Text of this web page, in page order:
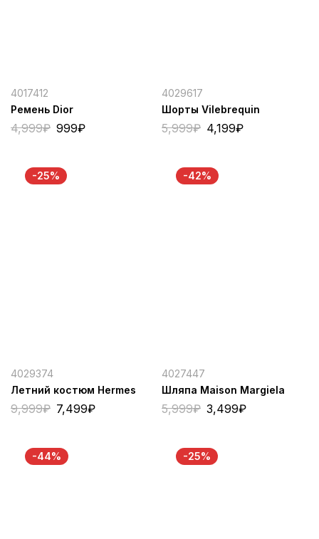
4017412
Ремень Dior
4,999₽ 999₽
4029617
Шорты Vilebrequin
5,999₽ 4,199₽
-25%
4029374
Летний костюм Hermes
9,999₽ 7,499₽
-42%
4027447
Шляпа Maison Margiela
5,999₽ 3,499₽
-44% -25%